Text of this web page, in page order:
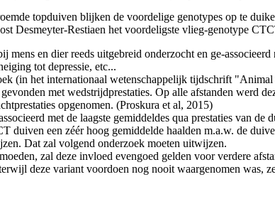
topduiven blijken de voordelige genotypes op te
Desmeyter-Restiaen het voordeligste vlieg-genotype
mens en dier reeds uitgebreid onderzocht en ge-
tot depressie, etc...
(in het internationaal wetenschappelijk tijdschrift
met wedstrijdprestaties. Op alle afstanden werd
opgenomen. (Proskura et al, 2015)
met de laagste gemiddeldes qua prestaties van
duiven een zéér hoog gemiddelde haalden m.a.w. de
Dat zal volgend onderzoek moeten uitwijzen.
zal deze invloed evengoed gelden voor verdere
deze variant voordoen nog nooit waargenomen was,